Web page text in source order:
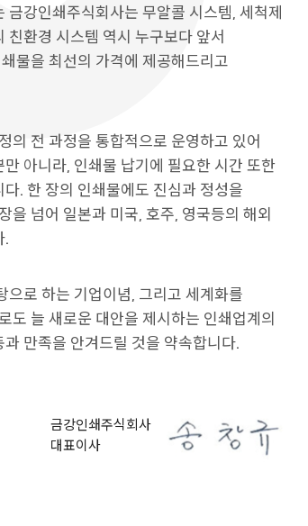
강인쇄주식회사는 무알콜 시스템, 세척제
환경 시스템 역시 누구보다 앞서
물을 최선의 가격에 제공해드리고
의 전 과정을 통합적으로 운영하고 있어
아니라, 인쇄물 납기에 필요한 시간 또한
. 한 장의 인쇄물에도 진심과 정성을
을 넘어 일본과 미국, 호주, 영국등의 해외
.
로 하는 기업이념, 그리고 세계화를
도 늘 새로운 대안을 제시하는 인쇄업계의
만족을 안겨드릴 것을 약속합니다.
금강인쇄주식회사
대표이사